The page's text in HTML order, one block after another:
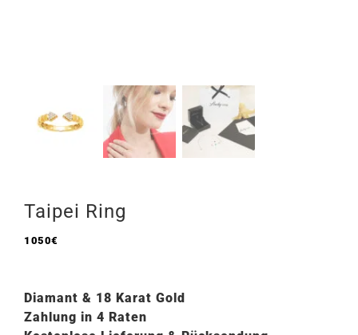
Taipei Ring
1050€
Diamant & 18 Karat Gold
Zahlung in 4 Raten